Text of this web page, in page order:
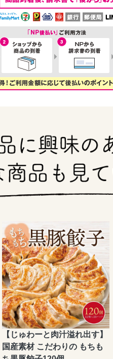
【じゅわーと肉汁溢れ出す】
国産素材 こだわりの もちも